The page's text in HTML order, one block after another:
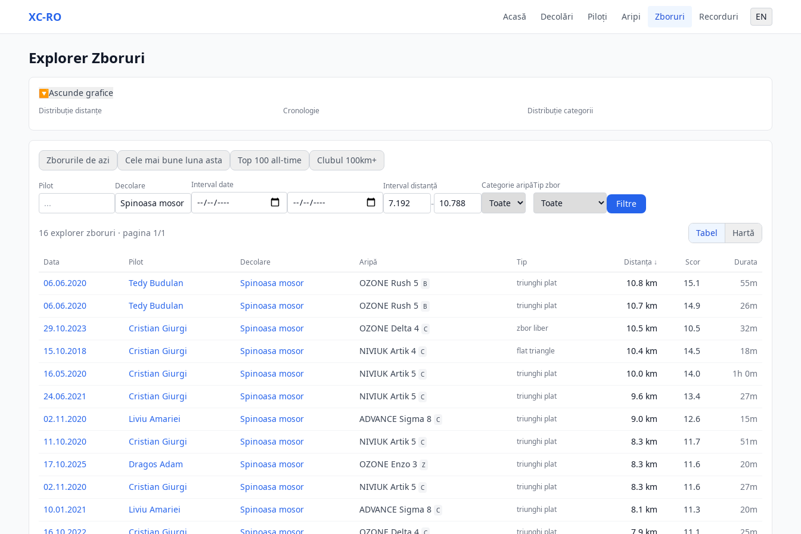
XC-RO Acasă Decolări Piloți Aripi Zboruri Recorduri EN
Explorer Zboruri
▶Ascunde grafice
Distribuție distanțe Cronologie Distribuție categorii
Zborurile de azi Cele mai bune luna asta Top 100 all-time Clubul 100km+
Pilot Decolare Interval date Interval distanță
-
Categorie aripăTip zbor
Filtre
16 explorer zboruri · pagina 1/1 Tabel Hartă
Data Pilot Decolare Aripă Tip Distanța ↓ Scor Durata
06.06.2020 Tedy Budulan Spinoasa mosor OZONE Rush 5 B triunghi plat 10.8 km 15.1
55m
06.06.2020
Tedy Budulan Spinoasa mosor OZONE Rush 5 B triunghi plat 10.7 km 14.9
26m
29.10.2023
Cristian Giurgi Spinoasa mosor OZONE Delta 4 C zbor liber 10.5 km 10.5
32m
15.10.2018
Cristian Giurgi Spinoasa mosor NIVIUK Artik 4 C flat triangle 10.4 km 14.5
18m
16.05.2020
Cristian Giurgi Spinoasa mosor NIVIUK Artik 5 C triunghi plat 10.0 km 14.0
1h 0m
24.06.2021
Cristian Giurgi Spinoasa mosor NIVIUK Artik 5 C triunghi plat 9.6 km 13.4
27m
02.11.2020
Liviu Amariei Spinoasa mosor ADVANCE Sigma 8 C triunghi plat 9.0 km 12.6
15m
11.10.2020
Cristian Giurgi Spinoasa mosor NIVIUK Artik 5 C triunghi plat 8.3 km 11.7
51m
17.10.2025
Dragos Adam Spinoasa mosor OZONE Enzo 3 Z triunghi plat 8.3 km 11.6
20m
02.11.2020
Cristian Giurgi Spinoasa mosor NIVIUK Artik 5 C triunghi plat 8.3 km 11.6
27m
10.01.2021
Liviu Amariei Spinoasa mosor ADVANCE Sigma 8 C triunghi plat 8.1 km 11.3
20m
triunghi plat